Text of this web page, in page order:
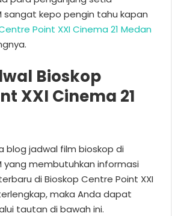
sangat kepo pengin tahu kapan
Point XXI Cinema 21 Medan
Bioskop
XXI Cinema 21
blog jadwal film bioskop di
yang membutuhkan informasi
di Bioskop Centre Point XXI
maka Anda dapat
tautan di bawah ini.